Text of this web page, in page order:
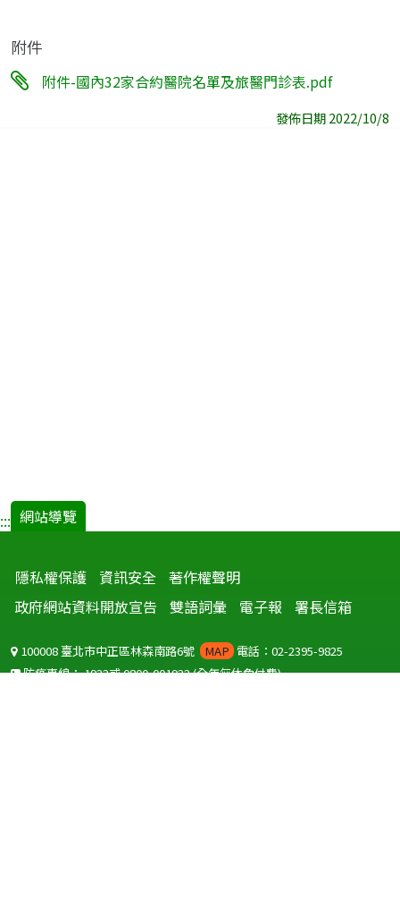
附件
附件-國內32家合約醫院名單及旅醫門診表.pdf
發佈日期 2022/10/8
::: 網站導覽
隱私權保護 資訊安全 著作權聲明
政府網站資料開放宣告
雙語詞彙 電子報 署長信箱
100008 臺北市中正區林森南路6號 MAP 電話：02-2395-9825
防疫專線：1922或0800-001922(全年無休免付費)